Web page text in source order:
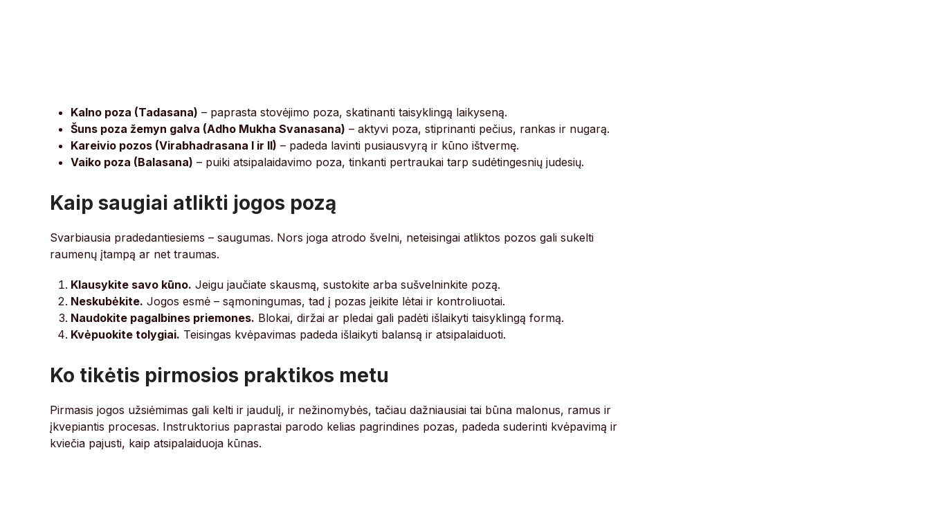
Kalno poza (Tadasana) – paprasta stovėjimo poza, skatinanti taisyklingą laikyseną.
Šuns poza žemyn galva (Adho Mukha Svanasana) – aktyvi poza, stiprinanti pečius, rankas ir nugarą.
Kareivio pozos (Virabhadrasana I ir II) – padeda lavinti pusiausvyrą ir kūno ištvermę.
Vaiko poza (Balasana) – puiki atsipalaidavimo poza, tinkanti pertraukai tarp sudėtingesnių judesių.
Kaip saugiai atlikti jogos pozą
Svarbiausia pradedantiesiems – saugumas. Nors joga atrodo švelni, neteisingai atliktos pozos gali sukelti
raumenų įtampą ar net traumas.
Klausykite savo kūno. Jeigu jaučiate skausmą, sustokite arba sušvelninkite pozą.
Neskubėkite. Jogos esmė – sąmoningumas, tad į pozas įeikite lėtai ir kontroliuotai.
Naudokite pagalbines priemones. Blokai, diržai ar pledai gali padėti išlaikyti taisyklingą formą.
Kvėpuokite tolygiai. Teisingas kvėpavimas padeda išlaikyti balansą ir atsipalaiduoti.
Ko tikėtis pirmosios praktikos metu
Pirmasis jogos užsiėmimas gali kelti ir jaudulį, ir nežinomybės, tačiau dažniausiai tai būna malonus, ramus ir
įkvepiantis procesas. Instruktorius paprastai parodo kelias pagrindines pozas, padeda suderinti kvėpavimą ir
kviečia pajusti, kaip atsipalaiduoja kūnas.